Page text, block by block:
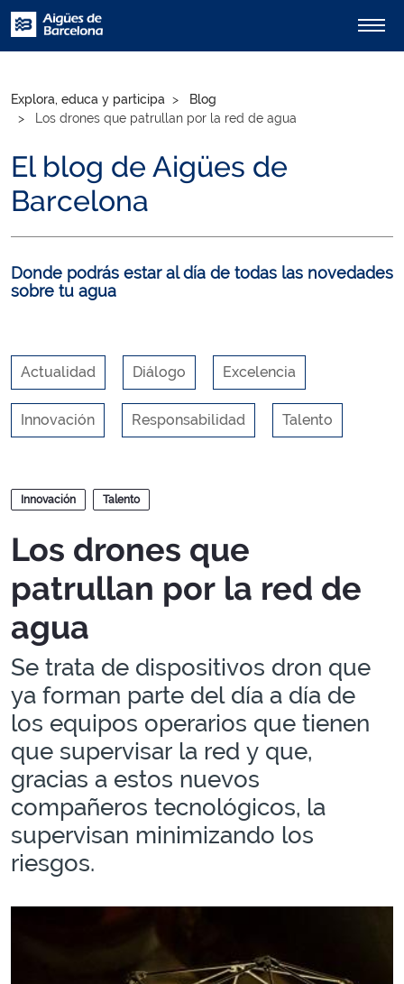
Explora, educa y participa
Blog
Los drones que patrullan por la red de agua
El blog de Aigües de
Barcelona
Donde podrás estar al día de todas las novedades
sobre tu agua
Actualidad Diálogo Excelencia
Innovación Responsabilidad Talento
Blogs
Innovación Talento
Los drones que
patrullan por la red de
agua
Se trata de dispositivos dron que
ya forman parte del día a día de
los equipos operarios que tienen
que supervisar la red y que,
gracias a estos nuevos
compañeros tecnológicos, la
supervisan minimizando los
riesgos.